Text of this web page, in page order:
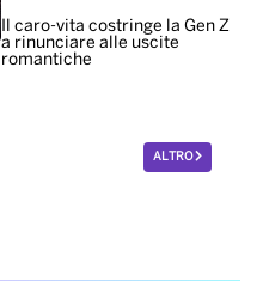
Il caro-vita costringe la Gen Z
a rinunciare alle uscite
romantiche
ALTRO